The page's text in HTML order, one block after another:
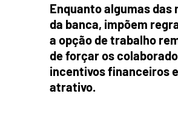
Enquanto algumas
da banca, impõem
a opção de trabalho
de forçar os
incentivos financeiros
atrativo.